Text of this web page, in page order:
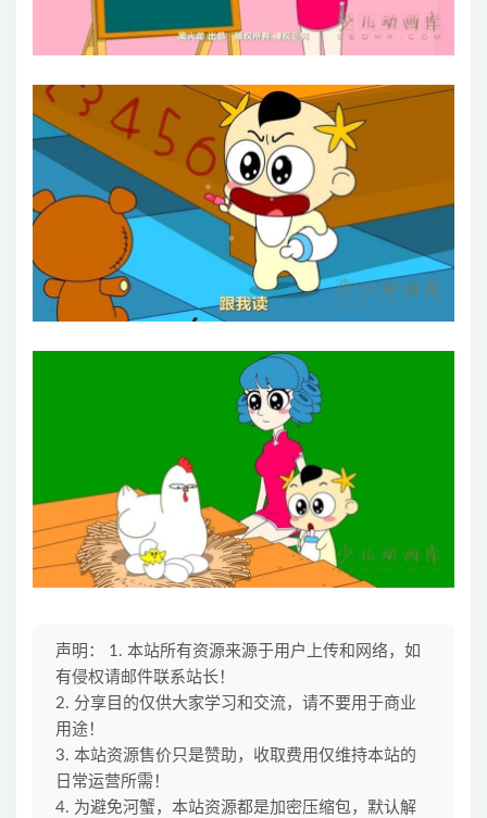
奶瓶小星：生日愿望
奶瓶小星：男子汉频道
奶瓶小星：神秘电视节目
奶瓶小星：离家出走
奶瓶小星：私奔
奶瓶小星：突然变老了
奶瓶小星：胡乱生
奶瓶小星：苍蝇乱说话的后果
奶瓶小星：苍蝇的畅游
奶瓶小星：苍蝇的美食
奶瓶小星：苹果蛆之梦
奶瓶小星：要先谢谢我
奶瓶小星：要抱抱
奶瓶小星：饿得快断气
奶瓶小星：小心插座
奶瓶小星：尿床高手
奶瓶小星：肉兔降临
声明： 1. 本站所有资源来源于用户上传和网络，如
有侵权请邮件联系站长！
2. 分享目的仅供大家学习和交流，请不要用于商业
用途！
3. 本站资源售价只是赞助，收取费用仅维持本站的
日常运营所需！
4. 为避免河蟹，本站资源都是加密压缩包，默认解